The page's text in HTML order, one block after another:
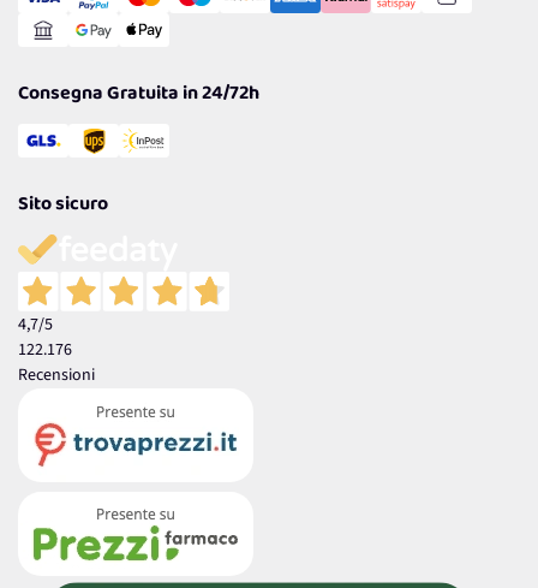
Reso Facile e Veloce
Consegna Gratuita in 24/72h
Sito sicuro
4,7/5
122.176
Recensioni